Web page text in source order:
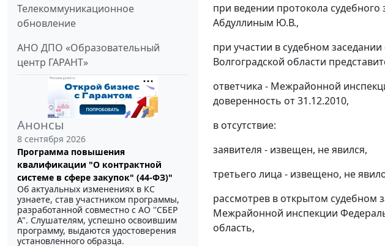
Телекоммуникационное
обновление
АНО ДПО «Образовательный
центр ГАРАНТ»
Анонсы
8 сентября 2026
Программа повышения
квалификации "О контрактной
системе в сфере закупок" (44-ФЗ)"
Об актуальных изменениях в КС
узнаете, став участником программы,
разработанной совместно с АО ''СБЕР
А". Слушателям, успешно освоившим
программу, выдаются удостоверения
установленного образца.
при ведении протокола
Абдуллиным Ю.В.,
при участии в судебном
Волгоградской области
ответчика - Межрайонной
доверенность от 31.12.2010,
в отсутствие:
заявителя - извещен, не явился,
третьего лица - извещено, не
рассмотрев в открытом судебном
Межрайонной инспекции
область,